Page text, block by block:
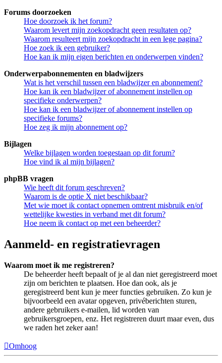
Forums doorzoeken
Hoe doorzoek ik het forum?
Waarom levert mijn zoekopdracht geen resultaten op?
Waarom resulteert mijn zoekopdracht in een lege pagina?
Hoe zoek ik een gebruiker?
Hoe kan ik mijn eigen berichten en onderwerpen vinden?
Onderwerpabonnementen en bladwijzers
Wat is het verschil tussen een bladwijzer en abonnement?
Hoe kan ik een bladwijzer of abonnement instellen op
specifieke onderwerpen?
Hoe kan ik een bladwijzer of abonnement instellen op
specifieke forums?
Hoe zeg ik mijn abonnement op?
Bijlagen
Welke bijlagen worden toegestaan op dit forum?
Hoe vind ik al mijn bijlagen?
phpBB vragen
Wie heeft dit forum geschreven?
Waarom is de optie X niet beschikbaar?
Met wie moet ik contact opnemen omtrent misbruik en/of
wettelijke kwesties in verband met dit forum?
Hoe neem ik contact op met een beheerder?
Aanmeld- en registratievragen
Waarom moet ik me registreren?
De beheerder heeft bepaalt of je al dan niet geregistreerd moet
zijn om berichten te plaatsen. Hoe dan ook, als je
geregistreerd bent kun je meer functies gebruiken. Zo kun je
bijvoorbeeld een avatar opgeven, privéberichten sturen,
andere gebruikers e-mailen, lid worden van
gebruikersgroepen, enz. Het registreren duurt maar even, dus
we raden het zeker aan!
Omhoog